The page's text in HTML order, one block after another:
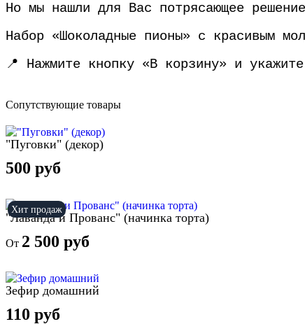
Но мы нашли для Вас потрясающее
Набор «Шоколадные пионы» с красивым
📍 Нажмите кнопку «В корзину» и
Сопутствующие товары
"Пуговки" (декор)
500 руб
Хит продаж
"Лаванда и Прованс" (начинка торта)
От 2 500 руб
Зефир домашний
110 руб